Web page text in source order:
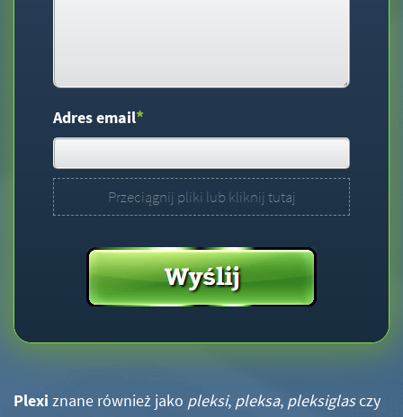
Adres email*
Przeciągnij pliki lub kliknij tutaj
Plexi znane również jako pleksi, pleksa, pleksiglasczy